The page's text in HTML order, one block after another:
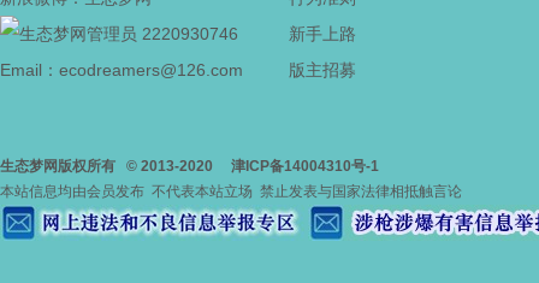
2220930746
Email：ecodreamers@126.com
新手上路
版主招募
生态梦网版权所有 © 2013-2020 津ICP备14004310号-1
本站信息均由会员发布 不代表本站立场 禁止发表与国家法律相抵触言论